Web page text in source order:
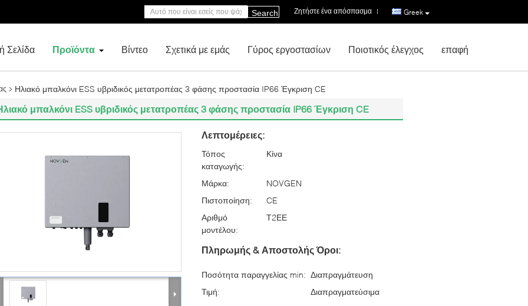
Greek
Ζητήστε ένα απόσπασμα |
Search
Σελίδα Προϊόντα Βίντεο Σχετικά με εμάς Γύρος εργοστασίων Ποιοτικός έλεγχος επαφή
Ηλιακό μπαλκόνι ESS υβριδικός μετατροπέας 3 φάσης προστασία IP66 Έγκριση CE
μπαλκόνι ESS υβριδικός μετατροπέας 3 φάσης προστασία IP66 Έγκριση CE
Λεπτομέρειες:
Τόπος
καταγωγής:
Κίνα
Μάρκα:
NOVGEN
Πιστοποίηση:
CE
Αριθμό
μοντέλου:
Τ2ΕΕ
Πληρωμής & Αποστολής Όροι:
Ποσότητα παραγγελίας min: Διαπραγμάτευση
Τιμή:
Διαπραγματεύσιμα